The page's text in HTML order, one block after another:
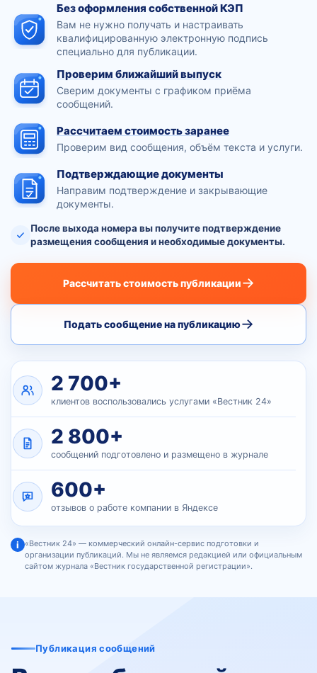
Без оформления собственной КЭП
Вам не нужно получать и настраивать
квалифицированную электронную подпись
специально для публикации.
Проверим ближайший выпуск
Сверим документы с графиком приёма
сообщений.
Рассчитаем стоимость заранее
Проверим вид сообщения, объём текста и услуги.
Подтверждающие документы
Направим подтверждение и закрывающие
документы.
После выхода номера вы получите подтверждение
размещения сообщения и необходимые документы.
Рассчитать стоимость публикации→
Подать сообщение на публикацию→
2 700+
клиентов воспользовались услугами «Вестник 24»
2 800+
сообщений подготовлено и размещено в журнале
600+
отзывов о работе компании в Яндексе
i
«Вестник 24» — коммерческий онлайн-сервис подготовки и
организации публикаций. Мы не являемся редакцией или официальным
сайтом журнала «Вестник государственной регистрации».
Публикация сообщений